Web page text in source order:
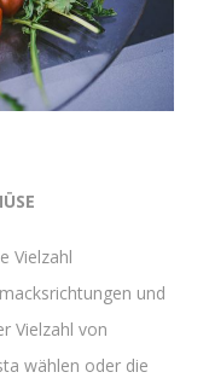
Vielzahl
und
Vielzahl von
wählen oder die